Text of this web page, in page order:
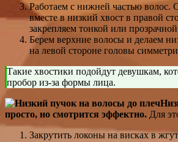
Работаем с нижней частью волос.
вместе в низкий хвост в правой
закрепляем тонкой или
Берем верхние волосы и делаем
на левой стороне головы
Такие хвостики подойдут девушкам,
пробор из-за формы лица.
просто, но смотрится эффектно. Для
Закрутить локоны на висках в